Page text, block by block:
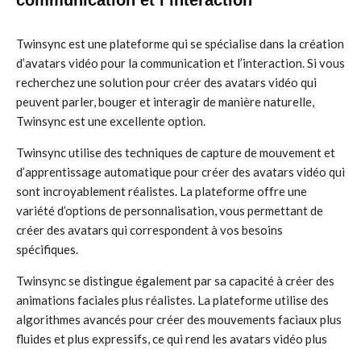
Twinsync est une plateforme qui se spécialise dans la création
d’avatars vidéo pour la communication et l’interaction. Si vous
recherchez une solution pour créer des avatars vidéo qui
peuvent parler, bouger et interagir de manière naturelle,
Twinsync est une excellente option.
Twinsync utilise des techniques de capture de mouvement et
d’apprentissage automatique pour créer des avatars vidéo qui
sont incroyablement réalistes. La plateforme offre une
variété d’options de personnalisation, vous permettant de
créer des avatars qui correspondent à vos besoins
spécifiques.
Twinsync se distingue également par sa capacité à créer des
animations faciales plus réalistes. La plateforme utilise des
algorithmes avancés pour créer des mouvements faciaux plus
fluides et plus expressifs, ce qui rend les avatars vidéo plus